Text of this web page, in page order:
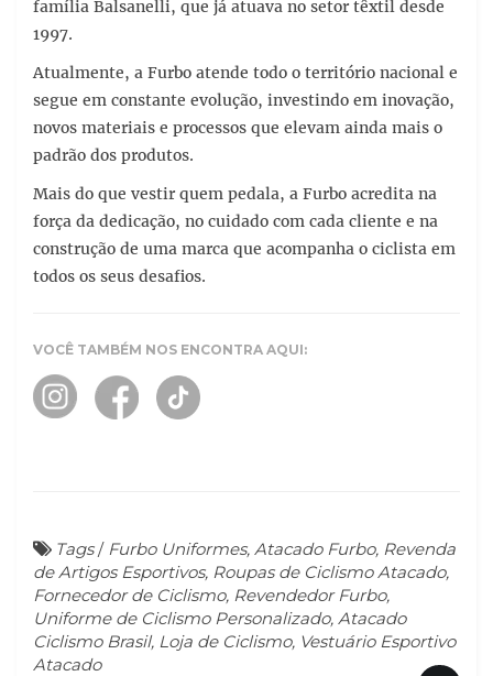
família Balsanelli, que já atuava no setor têxtil desde
1997.
Atualmente, a Furbo atende todo o território nacional e
segue em constante evolução, investindo em inovação,
novos materiais e processos que elevam ainda mais o
padrão dos produtos.
Mais do que vestir quem pedala, a Furbo acredita na
força da dedicação, no cuidado com cada cliente e na
construção de uma marca que acompanha o ciclista em
todos os seus desafios.
VOCÊ TAMBÉM NOS ENCONTRA AQUI:
Tags/ Furbo Uniformes, Atacado Furbo, Revenda
de Artigos Esportivos, Roupas de Ciclismo Atacado,
Fornecedor de Ciclismo, Revendedor Furbo,
Uniforme de Ciclismo Personalizado, Atacado
Ciclismo Brasil, Loja de Ciclismo, Vestuário Esportivo
Atacado